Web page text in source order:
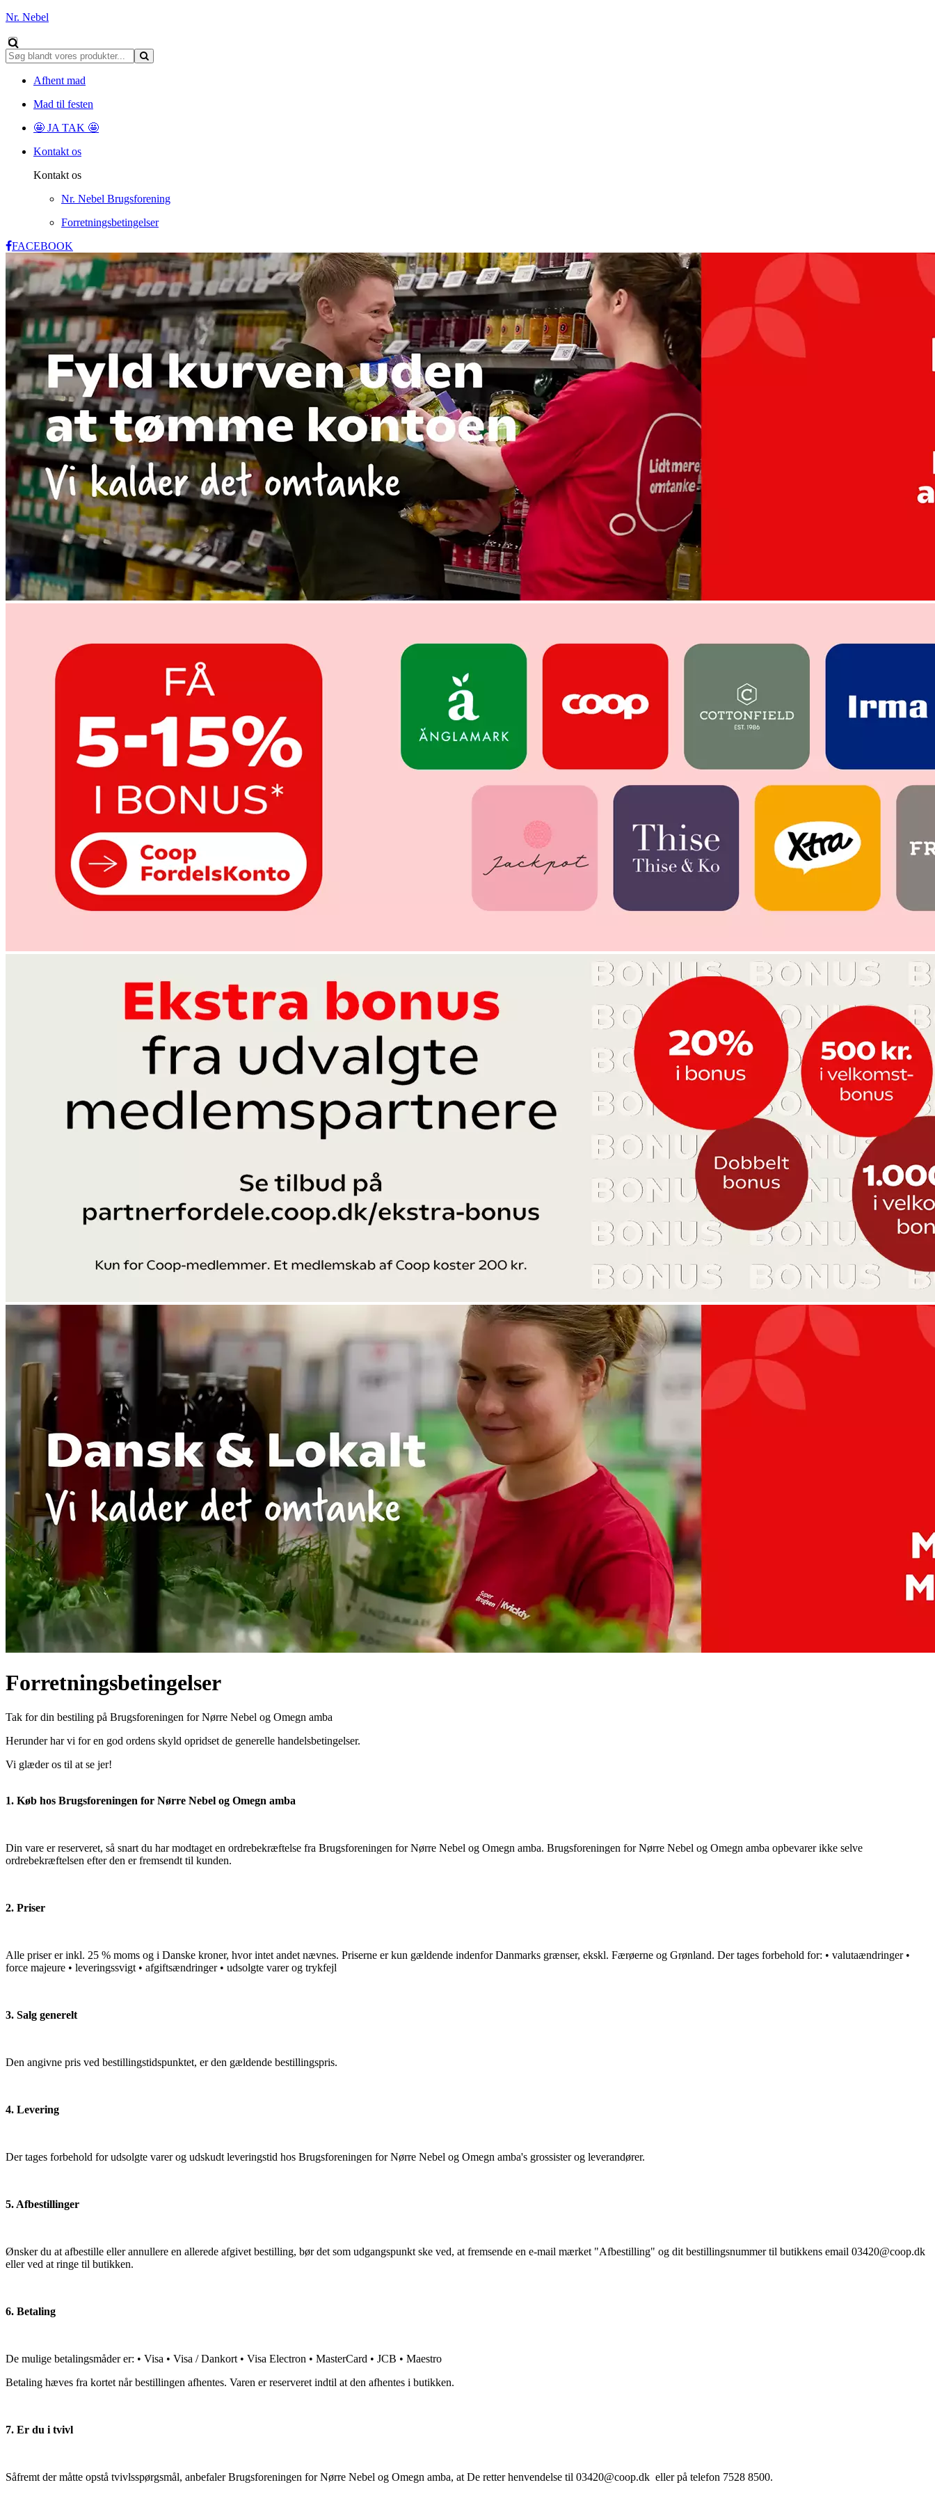
Nr. Nebel
Afhent mad
Mad til festen
🤩 JA TAK 🤩
Kontakt os
Kontakt os
Nr. Nebel Brugsforening
Forretningsbetingelser
FACEBOOK
Forretningsbetingelser
Tak for din bestiling på Brugsforeningen for Nørre Nebel og Omegn amba
Herunder har vi for en god ordens skyld opridset de generelle handelsbetingelser.
Vi glæder os til at se jer!
1. Køb hos Brugsforeningen for Nørre Nebel og Omegn amba
Din vare er reserveret, så snart du har modtaget en ordrebekræftelse fra Brugsforeningen for Nørre Nebel og Omegn amba. Brugsforeningen for Nørre Nebel og Omegn amba opbevarer ikke selve
ordrebekræftelsen efter den er fremsendt til kunden.
2. Priser
Alle priser er inkl. 25 % moms og i Danske kroner, hvor intet andet nævnes. Priserne er kun gældende indenfor Danmarks grænser, ekskl. Færøerne og Grønland. Der tages forbehold for: • valutaændringer •
force majeure • leveringssvigt • afgiftsændringer • udsolgte varer og trykfejl
3. Salg generelt
Den angivne pris ved bestillingstidspunktet, er den gældende bestillingspris.
4. Levering
Der tages forbehold for udsolgte varer og udskudt leveringstid hos Brugsforeningen for Nørre Nebel og Omegn amba's grossister og leverandører.
5. Afbestillinger
Ønsker du at afbestille eller annullere en allerede afgivet bestilling, bør det som udgangspunkt ske ved, at fremsende en e-mail mærket "Afbestilling" og dit bestillingsnummer til butikkens email 03420@coop.dk
eller ved at ringe til butikken.
6. Betaling
De mulige betalingsmåder er: • Visa • Visa / Dankort • Visa Electron • MasterCard • JCB • Maestro
Betaling hæves fra kortet når bestillingen afhentes. Varen er reserveret indtil at den afhentes i butikken.
7. Er du i tvivl
Såfremt der måtte opstå tvivlsspørgsmål, anbefaler Brugsforeningen for Nørre Nebel og Omegn amba, at De retter henvendelse til 03420@coop.dk eller på telefon 7528 8500.